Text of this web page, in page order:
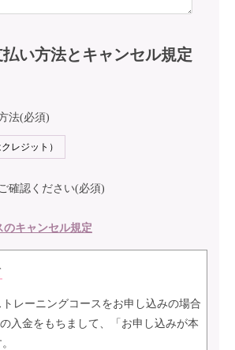
払い方法とキャンセル規定
法(必須)
確認ください(必須)
のキャンセル規定
レーニングコースをお申し込みの場合
入金をもちまして、「お申し込みが本